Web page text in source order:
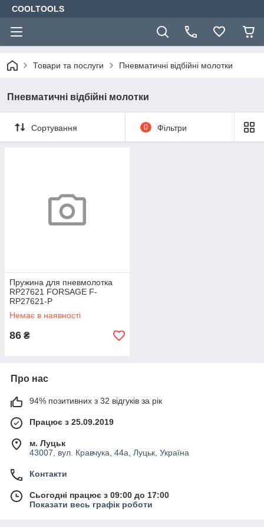
COOLTOOLS
Товари та послуги Пневматичні відбійні молотки
Пневматичні відбійні молотки
Сортування 0 Фільтри
Пружина для пневмолотка
RP27621 FORSAGE F-
RP27621-P
Немає в наявності
86 ₴
Про нас
94% позитивних з 32 відгуків за рік
Працює з 25.09.2019
м. Луцьк
43007, вул. Кравчука, 44а, Луцьк, Україна
Контакти
Сьогодні працює з 09:00 до 17:00
Показати весь графік роботи